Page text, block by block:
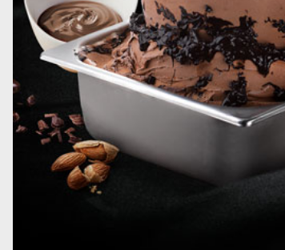
GRANELLE E DECORAZIONI
GELATO SOFT
TOPPING
STECCHI E PRALINE